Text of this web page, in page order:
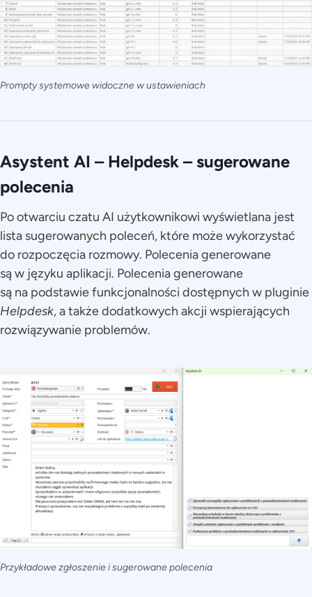
Prompty systemowe widoczne w ustawieniach
Asystent AI – Helpdesk – sugerowane
polecenia
Po otwarciu czatu AI użytkownikowi wyświetlana jest
lista sugerowanych poleceń, które może wykorzystać
do rozpoczęcia rozmowy. Polecenia generowane
są w języku aplikacji. Polecenia generowane
są na podstawie funkcjonalności dostępnych w pluginie
Helpdesk, a także dodatkowych akcji wspierających
rozwiązywanie problemów.
Przykładowe zgłoszenie i sugerowane polecenia